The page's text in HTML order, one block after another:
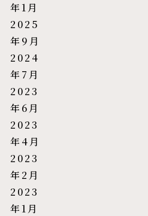
年1月
2025
年9月
2024
年7月
2023
年6月
2023
年4月
2023
年2月
2023
年1月